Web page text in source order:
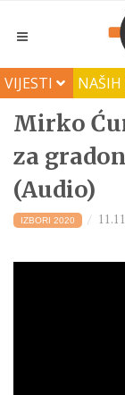
VIJESTI
Mirko
za
(Audio)
IZBORI 2020